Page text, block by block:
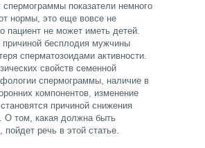
показатели немного
нормы, это еще вовсе не
пациент не может иметь детей.
бесплодия мужчины
сперматозоидами активности.
свойств семенной
спермограммы, наличие в
компонентов, изменение
причиной снижения
О том, какая должна быть
речь в этой статье.